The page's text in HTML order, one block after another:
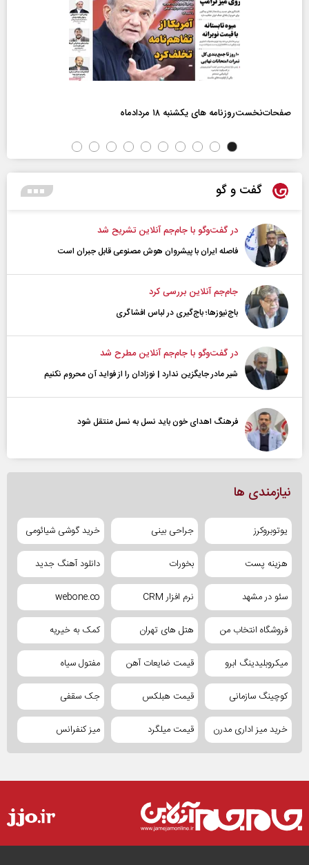
صفحات‌نخست‌روزنامه ها‌ی یکشنبه ۱۸ مردادماه
گفت و گو
در گفت‌و‌گو با جام‌جم آنلاین تشریح شد
فاصله ایران با پیشرو‌ان هوش مصنوعی قابل جبران است
جام‌جم آنلاین بررسی کرد
باج‌نیوزها؛ باج‌گیری در لباس افشاگری
در گفت‌و‌گو با جام‌جم آنلاین مطرح شد
شیر مادر جایگزین ندارد | نوزادان را از فواید آن محروم نکنیم
فرهنگ اهدای خون باید نسل به نسل منتقل شود
نیازمندی ها
یوتوبروکرز جراحی بینی خرید گوشی شیائومی
هزینه پست بخورات دانلود آهنگ جدید
سئو در مشهد نرم افزار CRM webone.co
فروشگاه انتخاب من هتل های تهران کمک به خیریه
میکروبلیدینگ ابرو قیمت ضایعات آهن مفتول سیاه
کوچینگ سازمانی قیمت هبلکس جک سقفی
خرید میز اداری مدرن قیمت میلگرد میز کنفرانس